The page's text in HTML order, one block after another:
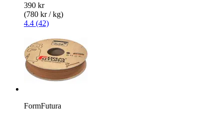
390 kr
(780 kr / kg)
4.4 (42)
FormFutura